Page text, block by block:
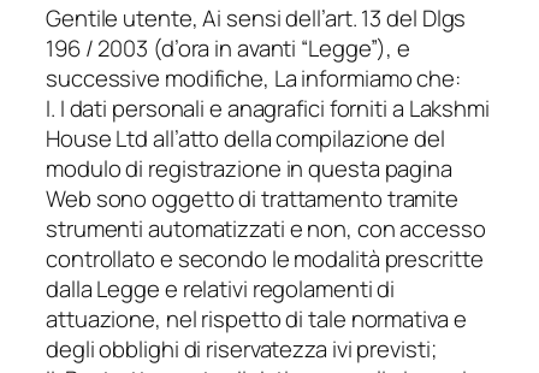
Gentile utente, Ai sensi dell’art. 13 del Dlgs
196 / 2003 (d’ora in avanti “Legge”), e
successive modifiche, La informiamo che:
I. I dati personali e anagrafici forniti a Lakshmi
House Ltd all’atto della compilazione del
modulo di registrazione in questa pagina
Web sono oggetto di trattamento tramite
strumenti automatizzati e non, con accesso
controllato e secondo le modalità prescritte
dalla Legge e relativi regolamenti di
attuazione, nel rispetto di tale normativa e
degli obblighi di riservatezza ivi previsti;